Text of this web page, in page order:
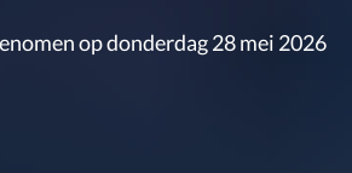
op donderdag 28 mei 2026